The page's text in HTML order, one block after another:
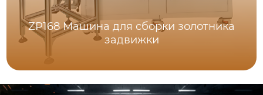
ZP168 Машина для сборки золотника
задвижки